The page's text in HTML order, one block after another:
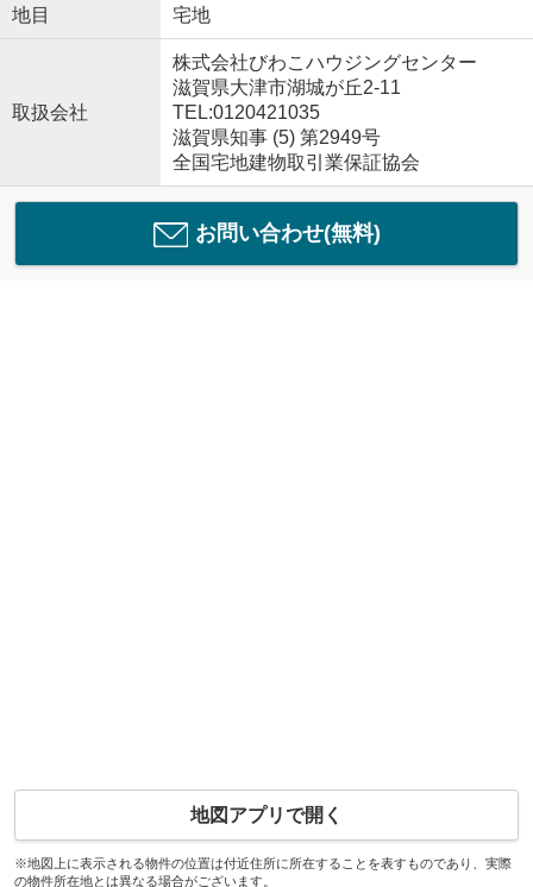
地目 宅地
取扱会社
株式会社びわこハウジングセンター
滋賀県大津市湖城が丘2-11
TEL:0120421035
滋賀県知事 (5) 第2949号
全国宅地建物取引業保証協会
お問い合わせ(無料)
地図アプリで開く
※地図上に表示される物件の位置は付近住所に所在することを表すものであり、実際
の物件所在地とは異なる場合がございます。